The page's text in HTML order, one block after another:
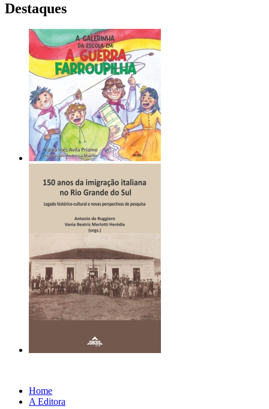
Destaques
Home
A Editora